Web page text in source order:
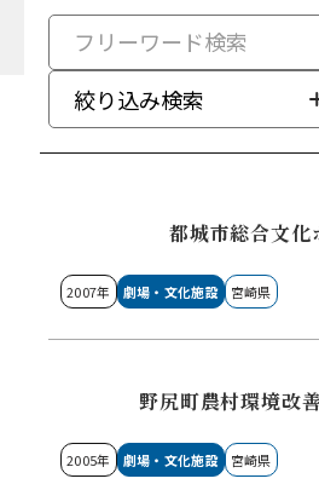
絞り込み検索
都城市総合文化
2007年 劇場・文化施設 宮崎県
野尻町農村環境改
2005年 劇場・文化施設 宮崎県